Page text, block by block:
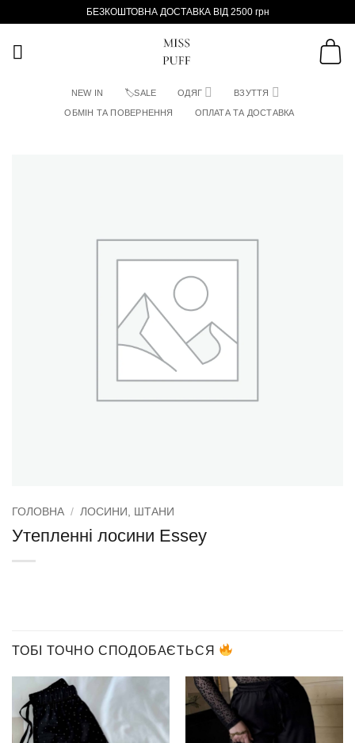
БЕЗКОШТОВНА ДОСТАВКА ВІД 2500 грн
NEW IN 🏷SALE ОДЯГ ВЗУТТЯ
ОБМІН ТА ПОВЕРНЕННЯ ОПЛАТА ТА ДОСТАВКА
ГОЛОВНА / ЛОСИНИ, ШТАНИ
Утепленні лосини Essey
ТОБІ ТОЧНО СПОДОБАЄТЬСЯ